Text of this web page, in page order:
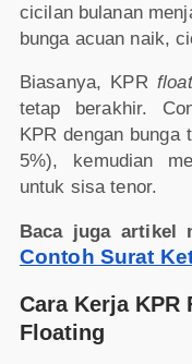
cicilan bulanan
bunga acuan naik,
Biasanya, KPR
tetap berakhir.
KPR dengan
5%), kemudian
untuk sisa tenor.
Baca juga artikel
Contoh Surat
Cara Kerja KPR
Floating